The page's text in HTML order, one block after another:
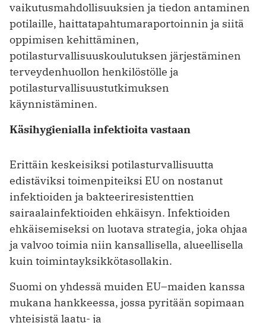
vaikutusmahdollisuuksien ja tiedon antaminen
potilaille, haittatapahtumaraportoinnin ja siitä
oppimisen kehittäminen,
potilasturvallisuuskoulutuksen järjestäminen
terveydenhuollon henkilöstölle ja
potilasturvallisuustutkimuksen
käynnistäminen.
Käsihygienialla infektioita vastaan
Erittäin keskeisiksi potilasturvallisuutta
edistäviksi toimenpiteiksi EU on nostanut
infektioiden ja bakteeriresistenttien
sairaalainfektioiden ehkäisyn. Infektioiden
ehkäisemiseksi on luotava strategia, joka ohjaa
ja valvoo toimia niin kansallisella, alueellisella
kuin toimintayksikkötasollakin.
Suomi on yhdessä muiden EU–maiden kanssa
mukana hankkeessa, jossa pyritään sopimaan
yhteisistä laatu- ja